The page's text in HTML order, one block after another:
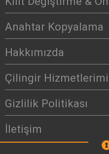
Anahtar Kopyalama
Hakkımızda
Çilingir
Gizlilik Politikası
İletişim